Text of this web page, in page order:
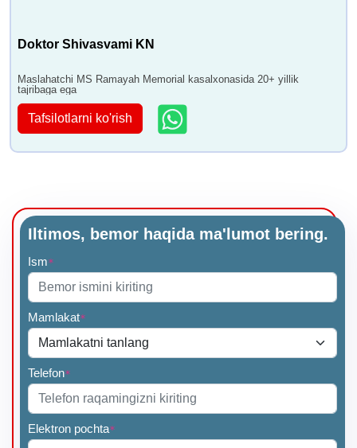
Doktor Shivasvami KN
Maslahatchi MS Ramayah Memorial kasalxonasida 20+ yillik
tajribaga ega
Tafsilotlarni ko'rish
Iltimos, bemor haqida ma'lumot bering.
Ism*
Mamlakat*
Telefon*
Elektron pochta*